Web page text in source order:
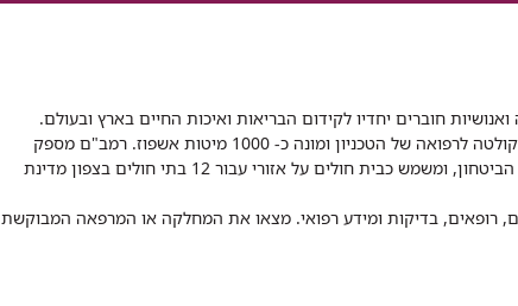
חוברים יחדיו לקידום הבריאות ואיכות החיים בארץ ובעולם.
רמב"ם הוא בית חולים ממשלתי אקדמי, המסונף לפקולטה לרפואה של הטכניון ומונה כ- 1000 מיטות אשפוז. רמב"ם מספק
שירותי רפואה לכ-2,700,000 תושבים, צה"ל וכוחות הביטחון, ומשמש כבית חולים על אזורי עבור 12 בתי חולים בצפון מדינת
רופאים, בדיקות ומידע רפואי. מצאו את המחלקה או המרפאה המבוקשת